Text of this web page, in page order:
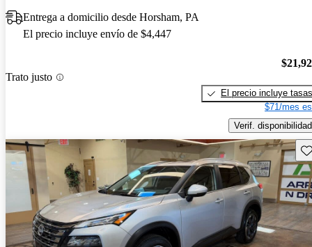
Entrega a domicilio desde Horsham, PA
El precio incluye envío de $4,447
Trato justo
El precio incluye tasas
$71/mes
Verif. disponibilidad